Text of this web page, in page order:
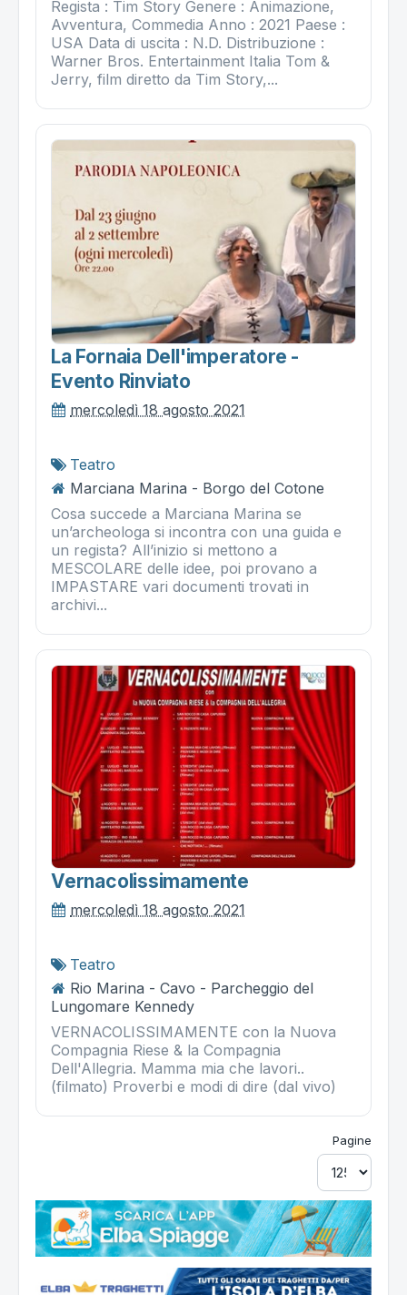
Regista : Tim Story Genere : Animazione,
Avventura, Commedia Anno : 2021 Paese :
USA Data di uscita : N.D. Distribuzione :
Warner Bros. Entertainment Italia Tom &
Jerry, film diretto da Tim Story,...
La Fornaia Dell'imperatore -
Evento Rinviato
mercoledì 18 agosto 2021
Teatro
Marciana Marina - Borgo del Cotone
Cosa succede a Marciana Marina se
un’archeologa si incontra con una guida e
un regista? All’inizio si mettono a
MESCOLARE delle idee, poi provano a
IMPASTARE vari documenti trovati in
archivi...
Vernacolissimamente
mercoledì 18 agosto 2021
Teatro
Rio Marina - Cavo - Parcheggio del
Lungomare Kennedy
VERNACOLISSIMAMENTE con la Nuova
Compagnia Riese & la Compagnia
Dell'Allegria. Mamma mia che lavori..
(filmato) Proverbi e modi di dire (dal vivo)
Pagine